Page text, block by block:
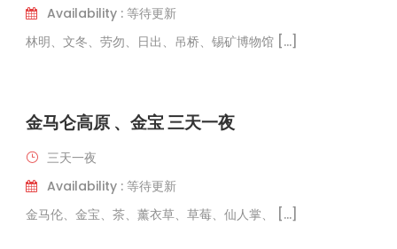
Availability : 等待更新
林明、文冬、劳勿、日出、吊桥、锡矿博物馆 […]
金马仑高原 、金宝 三天一夜
三天一夜
Availability : 等待更新
金马伦、金宝、茶、薰衣草、草莓、仙人掌、 […]